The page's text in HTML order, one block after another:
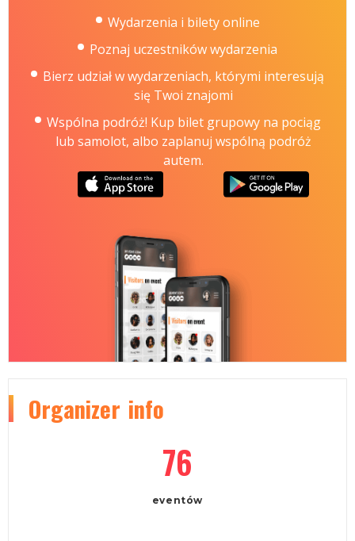
Wydarzenia i bilety online
Poznaj uczestników wydarzenia
Bierz udział w wydarzeniach, którymi interesują
się Twoi znajomi
Wspólna podróż! Kup bilet grupowy na pociąg
lub samolot, albo zaplanuj wspólną podróż
autem.
Organizer info
76
eventów